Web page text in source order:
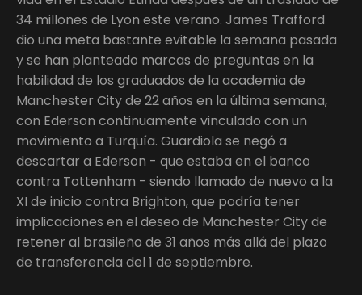
34 millones de Lyon este verano. James Trafford
dio una meta bastante evitable la semana pasada
y se han planteado marcas de preguntas en la
habilidad de los graduados de la academia de
Manchester City de 22 años en la última semana,
con Ederson continuamente vinculado con un
movimiento a Turquía. Guardiola se negó a
descartar a Ederson - que estaba en el banco
contra Tottenham - siendo llamado de nuevo a la
XI de inicio contra Brighton, que podría tener
implicaciones en el deseo de Manchester City de
retener al brasileño de 31 años más allá del plazo
de transferencia del 1 de septiembre.